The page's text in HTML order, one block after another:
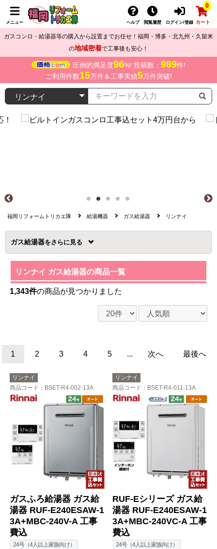
メニュー ヘルプ 閲覧履歴 ログイン/登録
0
カート
ガスコンロ・給湯器等の購入から設置までお任せ！福岡・博多・北九州・久留米
の地域密着で工事後も安心！
圧倒的満足度96%! 投稿数： 989件!
ご利用件数15万件＆工事実績5万件突破!
福岡リフォームトリカエ隊 給湯機器 ガス給湯器 リンナイ
ガス給湯器を
リンナイ ガス給湯器の商品一覧
1,343件の商品が見つかりました
1 2 3 4 5 ... 次へ 最後へ
リンナイ
商品コード ：BSET-R4-002-13A
ガスふろ給湯器 ガス給
湯器 RUF-E240ESAW-1
3A+MBC-240V-A 工事
費込
24号（4人以上家族向け）
リンナイ
商品コード ：BSET-R4-011-13A
RUF-Eシリーズ ガス給
湯器 RUF-E240ESAW-1
3A+MBC-240VC-A 工事
費込
24号（4人以上家族向け）